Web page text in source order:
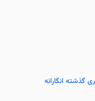
گذشته انگارانه